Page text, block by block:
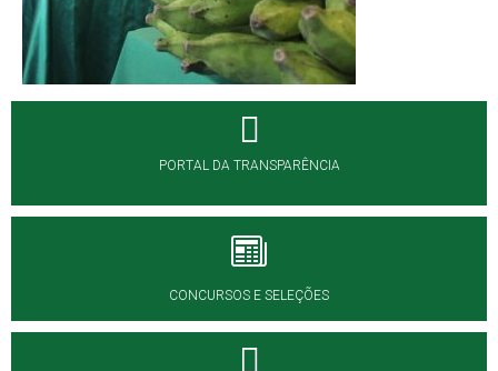
PORTAL DA TRANSPARÊNCIA
CONCURSOS E SELEÇÕES